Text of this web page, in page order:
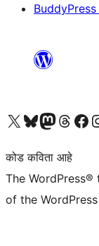
BuddyPress
आमच्या X (एक्स) (पूर्वीचे ट्विटर) खात्याला भेट द्या आमच्या ब्लूस्की खात्याला भेट द्या.आमच्या Mastodon खात्याला भेट द्या.आमच्या थ्रेड्स खात्याला भेट द्या. आमच्या फेसबुक पेजला भेट द्या आमच्या
कोड कविता आहे
The
of the